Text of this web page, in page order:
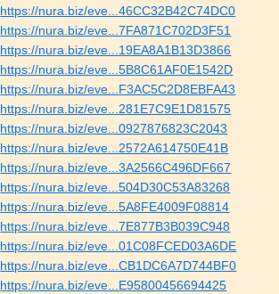
https://nura.biz/eve...46CC32B42C74DC0
https://nura.biz/eve...7FA871C702D3F51
https://nura.biz/eve...19EA8A1B13D3866
https://nura.biz/eve...5B8C61AF0E1542D
https://nura.biz/eve...F3AC5C2D8EBFA43
https://nura.biz/eve...281E7C9E1D81575
https://nura.biz/eve...0927876823C2043
https://nura.biz/eve...2572A614750E41B
https://nura.biz/eve...3A2566C496DF667
https://nura.biz/eve...504D30C53A83268
https://nura.biz/eve...5A8FE4009F08814
https://nura.biz/eve...7E877B3B039C948
https://nura.biz/eve...01C08FCED03A6DE
https://nura.biz/eve...CB1DC6A7D744BF0
https://nura.biz/eve...E95800456694425